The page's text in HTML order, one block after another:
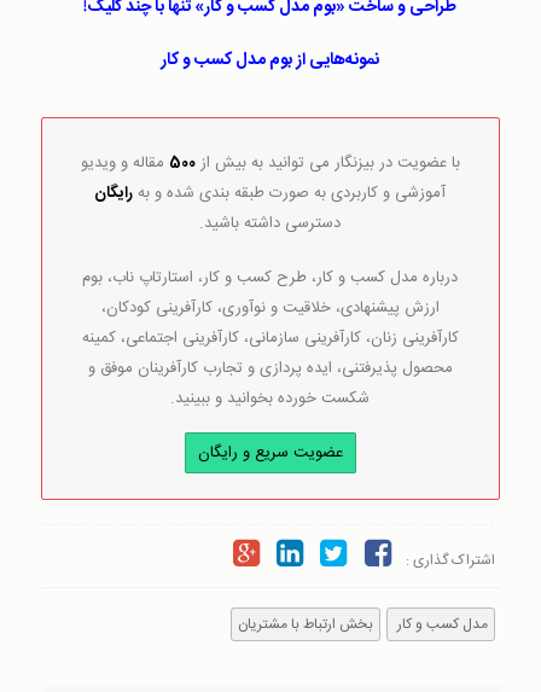
طراحی و ساخت «بوم مدل کسب‌ و ‌کار» تنها با چند کلیک!
نمونه‌هایی از بوم مدل کسب ‌و‌ کار
با عضویت در بیزنگار می توانید به بیش از500 مقاله و ویدیو
آموزشی و کاربردی به صورت طبقه بندی شده و بهرایگان
دسترسی داشته باشید.
درباره مدل کسب و کار، طرح کسب و کار، استارتاپ ناب، بوم
ارزش پیشنهادی، خلاقیت و نوآوری، کارآفرینی کودکان،
کارآفرینی زنان، کارآفرینی سازمانی، کارآفرینی اجتماعی، کمینه
محصول پذیرفتنی، ایده پردازی و تجارب کارآفرینان موفق و
شکست خورده بخوانید و ببینید.
عضویت سریع و رایگان
اشتراک گذاری :
مدل کسب و کار بخش ارتباط با مشتریان